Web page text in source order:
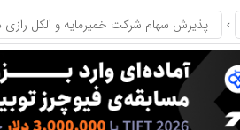
پذیرش سهام شرکت خمیرمایه و الکل رازی در